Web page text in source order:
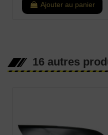
Ajouter au panier
16 autres